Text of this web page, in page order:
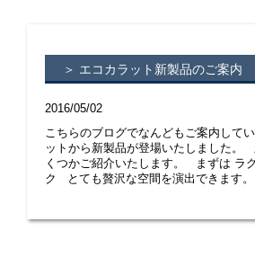
＞ エコカラット新製品のご案内
2016/05/02
こちらのブログでなんどもご案内して
ットから新製品が登場いたしました。
くつかご紹介いたします。 まずは ラ
ク とても贅沢な空間を演出できます